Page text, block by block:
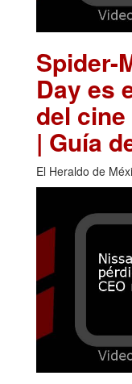
Spider-
Day es
del
| Guía
El Heraldo de